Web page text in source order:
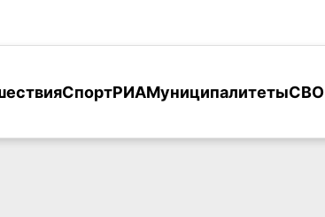
СпортРИАМуниципалитетыСВО